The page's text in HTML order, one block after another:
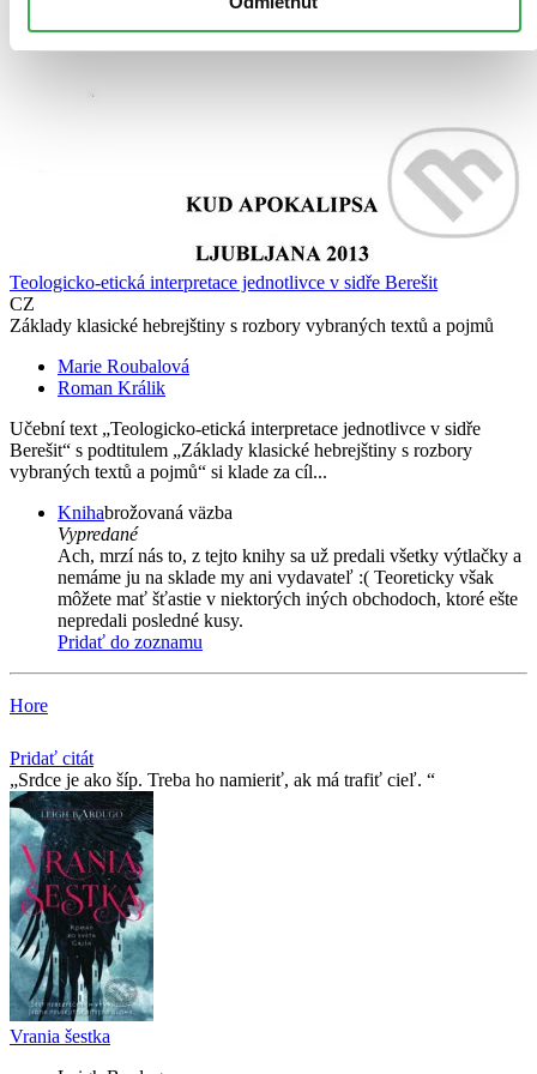
Teologicko-etická interpretace jednotlivce v sidře Berešit
CZ
Základy klasické hebrejštiny s rozbory vybraných textů a pojmů
Marie Roubalová
Roman Králik
Učební text „Teologicko-etická interpretace jednotlivce v sidře
Berešit“ s podtitulem „Základy klasické hebrejštiny s rozbory
vybraných textů a pojmů“ si klade za cíl...
Knihabrožovaná väzba
Vypredané
Ach, mrzí nás to, z tejto knihy sa už predali všetky výtlačky a
nemáme ju na sklade my ani vydavateľ :( Teoreticky však
môžete mať šťastie v niektorých iných obchodoch, ktoré ešte
nepredali posledné kusy.
Pridať do zoznamu
Hore
Pridať citát
Srdce je ako šíp. Treba ho namieriť, ak má trafiť cieľ.
Vrania šestka